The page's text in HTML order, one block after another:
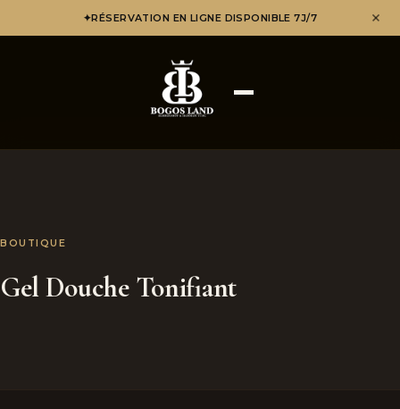
✦RÉSERVATION EN LIGNE DISPONIBLE 7J/7
BOUTIQUE
Gel Douche Tonifiant